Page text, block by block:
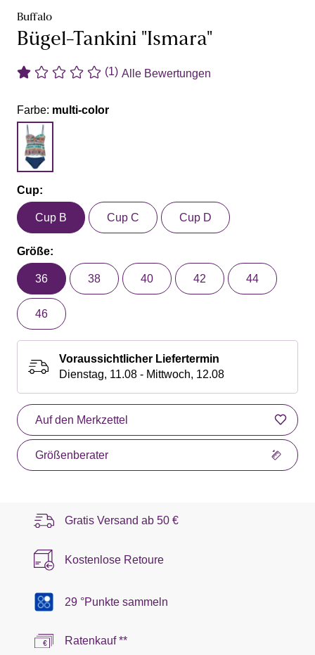
Buffalo
Bügel-Tankini "Ismara"
(1) Alle Bewertungen
Farbe: multi-color
Cup:
Cup B Cup C Cup D
Größe:
36 38 40 42 44
46
Voraussichtlicher Liefertermin
Dienstag, 11.08 - Mittwoch, 12.08
Auf den Merkzettel
Größenberater
Gratis Versand ab 50 €
Kostenlose Retoure
29 °Punkte sammeln
Ratenkauf **